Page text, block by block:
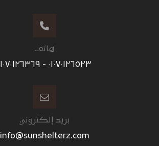
هاتف
٠١٠٧٠١٢٦٥٢٣ - ٠١٠٧٠١٢٦٣٦٩
بريد إلكتروني
info@sunshelterz.com